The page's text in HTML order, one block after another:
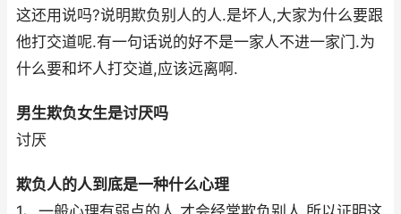
这还用说吗?说明欺负别人的人.是坏人,大家为什么要跟
他打交道呢.有一句话说的好不是一家人不进一家门.为
什么要和坏人打交道,应该远离啊.
男生欺负女生是讨厌吗
讨厌
欺负人的人到底是一种什么心理